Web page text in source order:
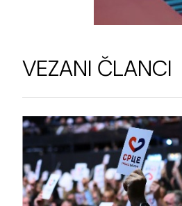
VEZANI ČLANCI